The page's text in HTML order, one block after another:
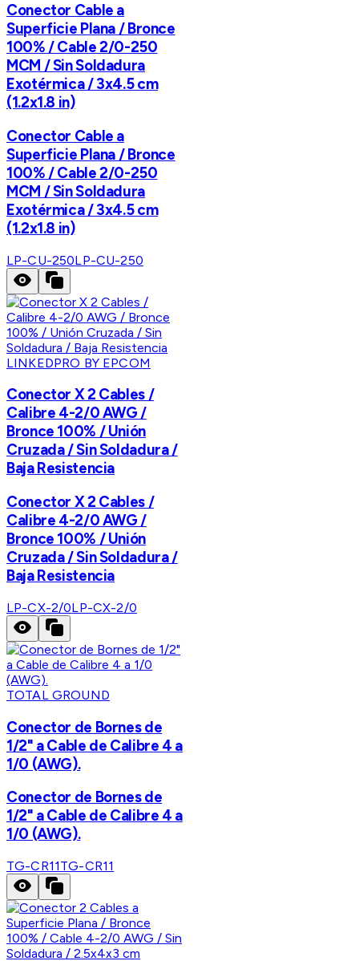
Conector Cable a
Superficie Plana / Bronce
100% / Cable 2/0-250
MCM / Sin Soldadura
Exotérmica / 3x4.5 cm
(1.2x1.8 in)
Conector Cable a
Superficie Plana / Bronce
100% / Cable 2/0-250
MCM / Sin Soldadura
Exotérmica / 3x4.5 cm
(1.2x1.8 in)
LP-CU-250LP-CU-250
LINKEDPRO BY EPCOM
Conector X 2 Cables /
Calibre 4-2/0 AWG /
Bronce 100% / Unión
Cruzada / Sin Soldadura /
Baja Resistencia
Conector X 2 Cables /
Calibre 4-2/0 AWG /
Bronce 100% / Unión
Cruzada / Sin Soldadura /
Baja Resistencia
LP-CX-2/0LP-CX-2/0
TOTAL GROUND
Conector de Bornes de
1/2" a Cable de Calibre 4 a
1/0 (AWG).
Conector de Bornes de
1/2" a Cable de Calibre 4 a
1/0 (AWG).
TG-CR11TG-CR11